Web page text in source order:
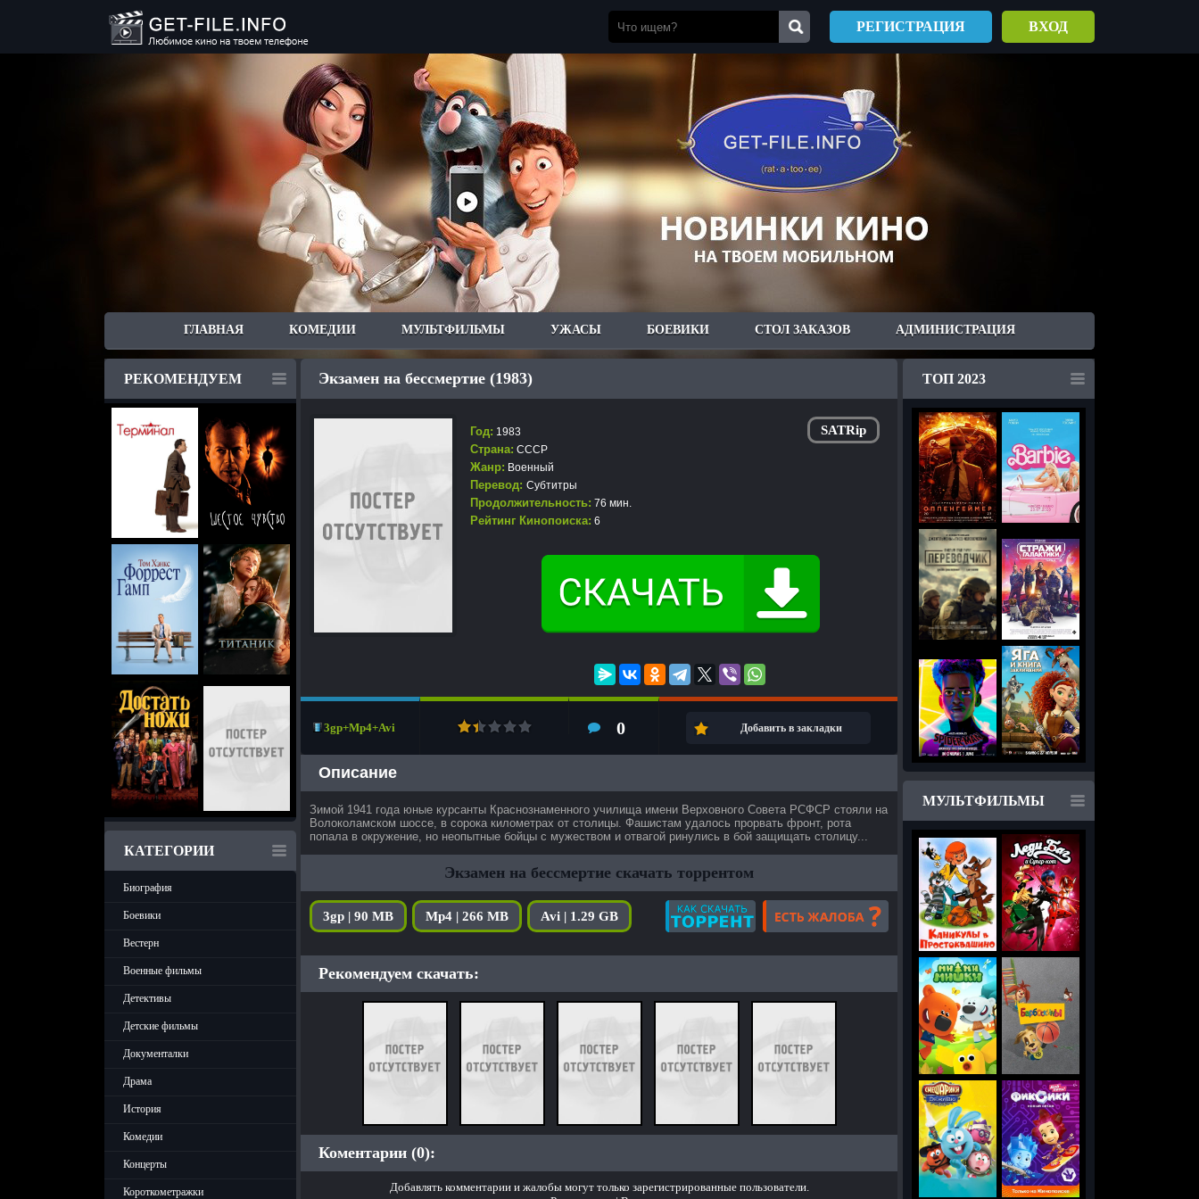
РЕГИСТРАЦИЯ ВХОД
ГЛАВНАЯ КОМЕДИИ МУЛЬТФИЛЬМЫ УЖАСЫ БОЕВИКИ СТОЛ ЗАКАЗОВ АДМИНИСТРАЦИЯ
РЕКОМЕНДУЕМ
КАТЕГОРИИ
Биография
Боевики
Вестерн
Военные фильмы
Детективы
Детские фильмы
Документалки
Драма
История
Комедии
Концерты
Короткометражки
SATRip
Экзамен на бессмертие (1983)
Год: 1983
Страна: СССР
Жанр: Военный
Перевод: Субтитры
Продолжительность: 76 мин.
Рейтинг Кинопоиска: 6
3gp+Mp4+Avi 0 Добавить в закладки
Описание
Зимой 1941 года юные курсанты Краснознаменного училища имени Верховного Совета РСФСР стояли на
Волоколамском шоссе, в сорока километрах от столицы. Фашистам удалось прорвать фронт, рота
попала в окружение, но неопытные бойцы с мужеством и отвагой ринулись в бой защищать столицу...
Экзамен на бессмертие скачать торрентом
3gp | 90 MB Mp4 | 266 MB Avi | 1.29 GB
Рекомендуем скачать:
Коментарии (0):
Добавлять комментарии и жалобы могут только зарегистрированные пользователи.
ТОП 2023
МУЛЬТФИЛЬМЫ